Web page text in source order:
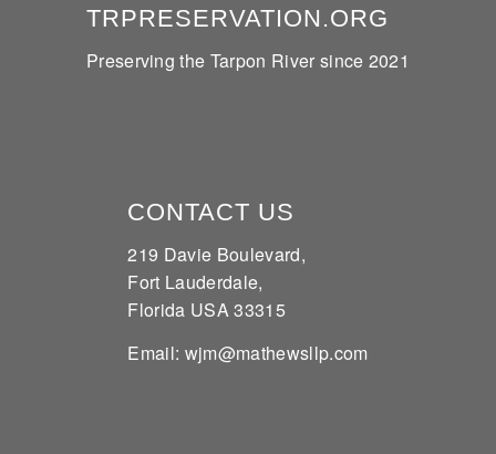
TRPRESERVATION.ORG
Preserving the Tarpon River since 2021
CONTACT US
219 Davie Boulevard,
Fort Lauderdale,
Florida USA 33315
Email: wjm@mathewsllp.com